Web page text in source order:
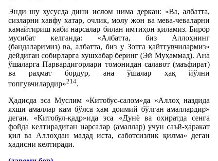
Энди шу хусусда дини ислом нима деркан: «Ва, албатта,
сизларни хавфу хатар, очлик, молу жон ва мева-чеваларни
камайтириш каби нарсалар билан имтиҳон қиламиз. Бирор
мусибат келганда: «Албатта, биз Аллоҳнинг
(бандаларимиз) ва, албатта, биз у Зотга қайтгувчилармиз»
дейдиган собирларга хушхабар беринг (Эй Муҳаммад). Ана
ўшаларга Парвардигорлари томонидан салавот (маъфират)
ва раҳмат бордур, ана ўшалар ҳақ йўлни
топгувчилардир»214.
Ҳадисда эса Муслим «Китобус-салом»да «Аллоҳ наздида
яхши амаллар кам бўлса ҳам доимий бўлган амаллардир»
деган. «Китобул-қадр»ида эса «Дунё ва охиратда сенга
фойда келтирадиган нарсалар (амаллар) учун саъй-ҳаракат
қил ва Аллоҳдан мадад иста, саботсизлик қилма» деган
ҳадисни келтиради.